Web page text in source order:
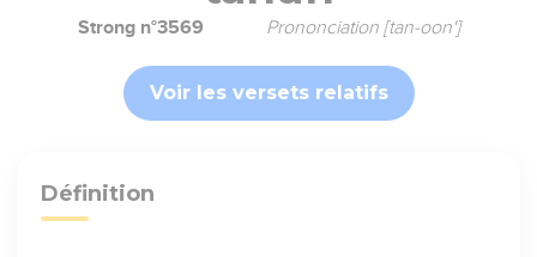
Strong n°3569 Prononciation [tan-oon']
Voir les versets relatifs
Définition